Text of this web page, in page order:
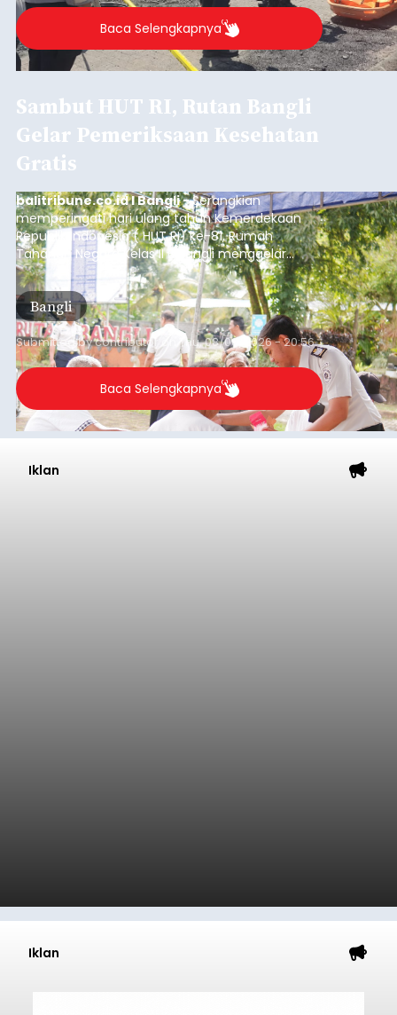
Baca Selengkapnya
Sambut HUT RI, Rutan Bangli
Gelar Pemeriksaan Kesehatan
Gratis
balitribune.co.id I Bangli -Serangkian
memperingati hari ulang tahun Kemerdekaan
Republik Indonesia ( HUT RI) ke-81, Rumah
Tahanan Negara Kelas II B Bangli menggelar
kegiatan pemeriksaan kesehatan gratis, Rabu
(6/8/2026).
Bangli
Submitted bycontributor Thu, 08/06/2026 - 20:56
Baca Selengkapnya
Iklan
Iklan